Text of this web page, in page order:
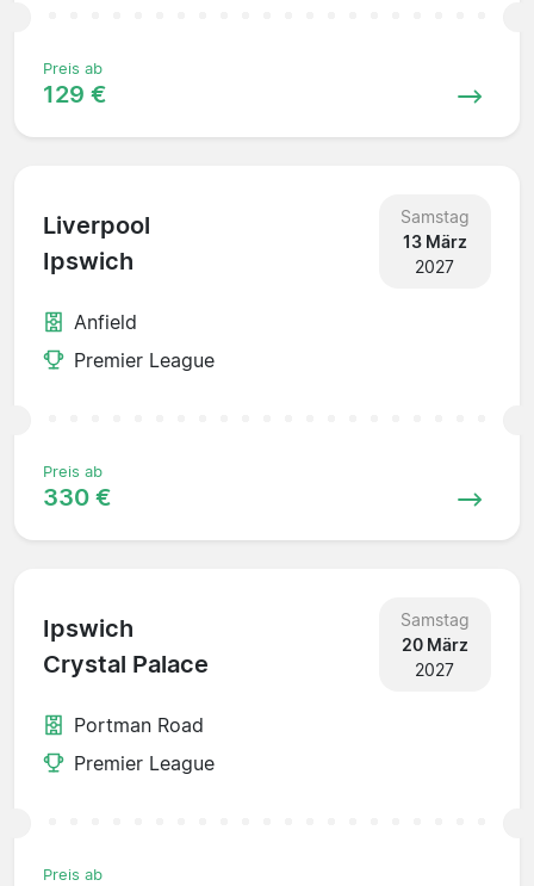
Preis ab
129 €
Liverpool
Ipswich
Samstag
13 März
2027
Anfield
Premier League
Preis ab
330 €
Ipswich
Crystal Palace
Samstag
20 März
2027
Portman Road
Premier League
Preis ab